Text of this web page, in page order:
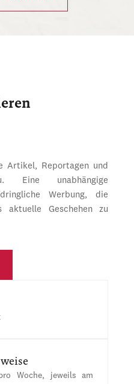
Artikel, Reportagen und
Eine unabhängige
Werbung, die
Geschehen zu
Woche, jeweils am